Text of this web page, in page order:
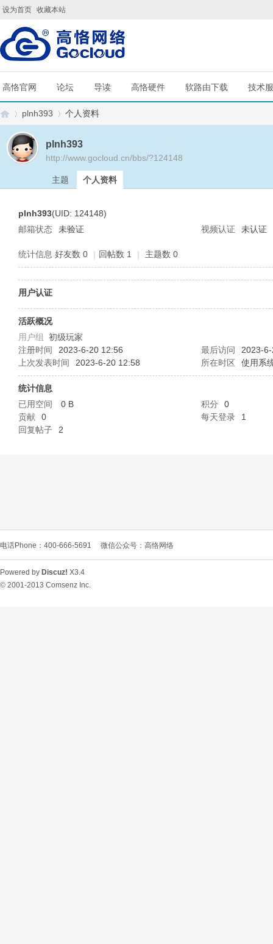
设为首页 收藏本站
高恪官网 论坛 导读 高恪硬件 软路由下载 技术
L
plnh393 个人资料
plnh393
http://www.gocloud.cn/bbs/?124148
主题 个人资料
plnh393(UID: 124148)
邮箱状态
未验证 视频认证 未认证
统计信息 好友数 0 | 回帖数 1 | 主题数 0
用户认证
活跃概况
用户组 初级玩家
注册时间
2023-6-20 12:56 最后访问
2023-
上次发表时间
2023-6-20 12:58 所在时区 使用系
统计信息
已用空间
0 B 积分
0
贡献
0 每天登录
1
回复帖子
2
电话Phone：400-666-5691 微信公众号：高恪网络
Powered by Discuz! X3.4
© 2001-2013 Comsenz Inc.